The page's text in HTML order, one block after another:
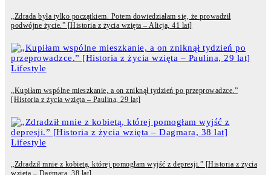
„Zdrada była tylko początkiem. Potem dowiedziałam się, że prowadził
podwójne życie.” [Historia z życia wzięta – Alicja, 41 lat]
Lifestyle
„Kupiłam wspólne mieszkanie, a on zniknął tydzień po przeprowadzce.”
[Historia z życia wzięta – Paulina, 29 lat]
Lifestyle
„Zdradził mnie z kobietą, której pomogłam wyjść z depresji.” [Historia z życia